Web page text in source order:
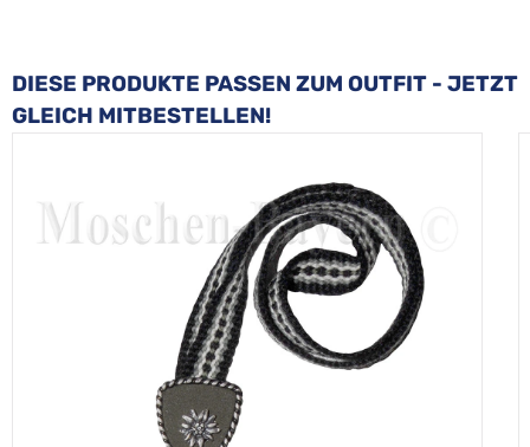
Produktgalerie überspringen
DIESE PRODUKTE PASSEN ZUM OUTFIT - JETZT
GLEICH MITBESTELLEN!